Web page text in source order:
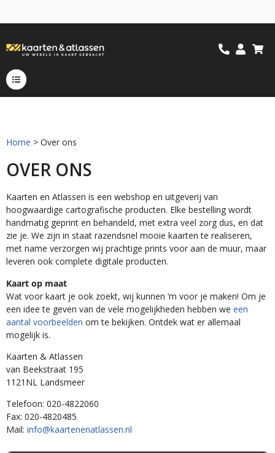
Home > Over ons
OVER ONS
Kaarten en Atlassen is een webshop en uitgeverij van
hoogwaardige cartografische producten. Elke bestelling wordt
handmatig geprint en behandeld, met extra veel zorg dus, en dat
zie je. We zijn in staat razendsnel mooie kaarten te realiseren,
met name verzorgen wij prachtige prints voor aan de muur, maar
leveren ook complete digitale producten.
Kaart op maat
Wat voor kaart je ook zoekt, wij kunnen ‘m voor je maken! Om je
een idee te geven van de vele mogelijkheden hebben we een
aantal voorbeelden om te bekijken. Ontdek wat er allemaal
mogelijk is.
Kaarten & Atlassen
van Beekstraat 195
1121NL Landsmeer
Telefoon: 020-4822060
Fax: 020-4820485
Mail: info@kaartenenatlassen.nl